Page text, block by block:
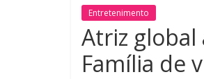
Entretenimento
Atriz global
Família de